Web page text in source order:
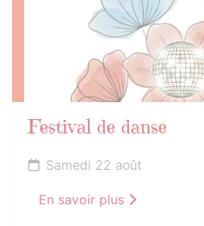
Festival de danse
Samedi 22 août
En savoir plus